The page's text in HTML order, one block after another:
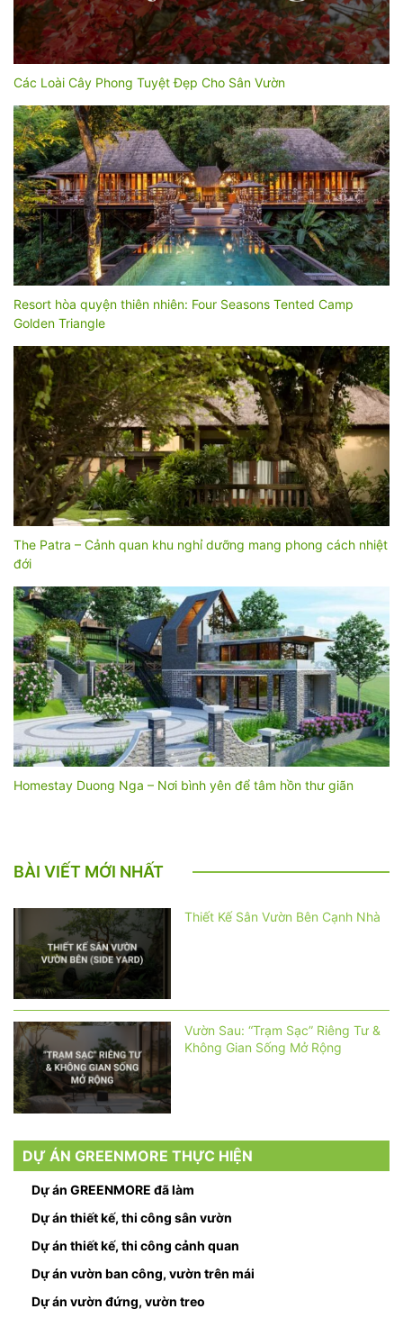
Các Loài Cây Phong Tuyệt Đẹp Cho Sân Vườn
Resort hòa quyện thiên nhiên: Four Seasons Tented Camp
Golden Triangle
The Patra – Cảnh quan khu nghỉ dưỡng mang phong cách nhiệt
đới
Homestay Duong Nga – Nơi bình yên để tâm hồn thư giãn
BÀI VIẾT MỚI NHẤT
Thiết Kế Sân Vườn Bên Cạnh Nhà
Vườn Sau: “Trạm Sạc” Riêng Tư &
Không Gian Sống Mở Rộng
DỰ ÁN GREENMORE THỰC HIỆN
Dự án GREENMORE đã làm
Dự án thiết kế, thi công sân vườn
Dự án thiết kế, thi công cảnh quan
Dự án vườn ban công, vườn trên mái
Dự án vườn đứng, vườn treo